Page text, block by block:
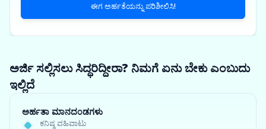
ಈಗ ಅರ್ಹತೆಯನ್ನು ಪರಿಶೀಲಿಸಿ!
ಅರ್ಜಿ ಸಲ್ಲಿಸಲು ಸಿದ್ಧರಿದ್ದೀರಾ? ನಿಮಗೆ ಏನು ಬೇಕು ಎಂಬುದು
ಇಲ್ಲಿದೆ
ಅರ್ಹತಾ ಮಾನದಂಡಗಳು
ಕನಿಷ್ಠ ವಹಿವಾಟು